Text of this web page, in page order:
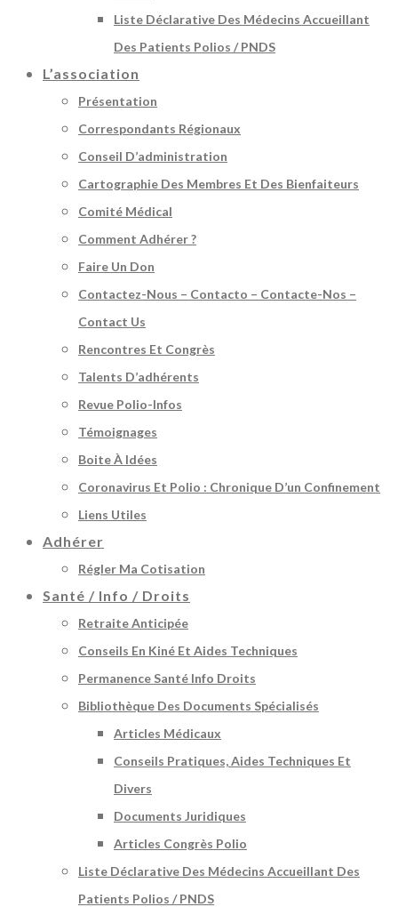
Liste Déclarative Des Médecins Accueillant
Des Patients Polios / PNDS
L’association
Présentation
Correspondants Régionaux
Conseil D’administration
Cartographie Des Membres Et Des Bienfaiteurs
Comité Médical
Comment Adhérer ?
Faire Un Don
Contactez-Nous – Contacto – Contacte-Nos –
Contact Us
Rencontres Et Congrès
Talents D’adhérents
Revue Polio-Infos
Témoignages
Boite À Idées
Coronavirus Et Polio : Chronique D’un Confinement
Liens Utiles
Adhérer
Régler Ma Cotisation
Santé / Info / Droits
Retraite Anticipée
Conseils En Kiné Et Aides Techniques
Permanence Santé Info Droits
Bibliothèque Des Documents Spécialisés
Articles Médicaux
Conseils Pratiques, Aides Techniques Et
Divers
Documents Juridiques
Articles Congrès Polio
Liste Déclarative Des Médecins Accueillant Des
Patients Polios / PNDS